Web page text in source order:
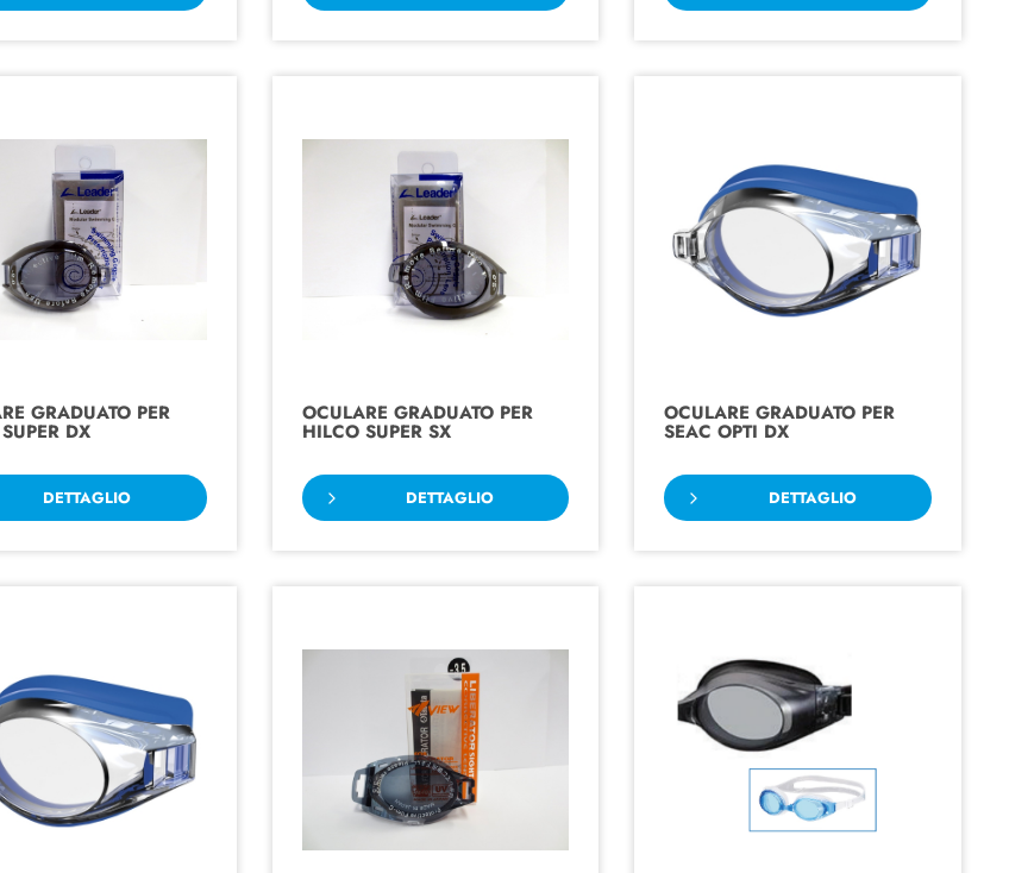
GRADUATO PER
DX
DETTAGLIO
OCULARE GRADUATO PER
HILCO SUPER SX
DETTAGLIO
OCULARE GRADUATO PER
SEAC OPTI DX
DETTAGLIO